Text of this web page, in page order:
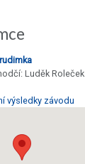
Luděk Roleček
výsledky závodu